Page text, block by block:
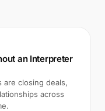
an Interpreter
are closing deals,
across